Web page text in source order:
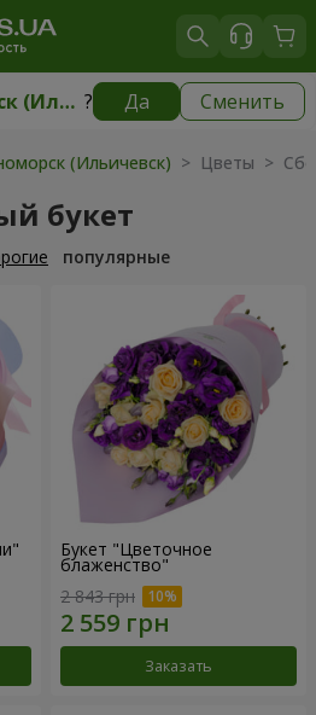
Черноморск (Ильичевск) ? Да Сменить
(Ильичевск)|бесплатно
(Ильичевск) > Цветы >
букет
популярные
Букет "Цветочное
блаженство"
2 843 грн
Заказать